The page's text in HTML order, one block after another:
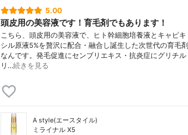
5.00
頭皮用の美容液です！育毛剤でもあります！
こちら、頭皮用の美容液で、ヒト幹細胞培養液とキャピキ
シル原液5%を贅沢に配合・融合し誕生した次世代の育毛剤
なんです。発毛促進にセンブリエキス・抗炎症にグリチル
リ…続きを見る
A style(エースタイル)
ミライナル X5